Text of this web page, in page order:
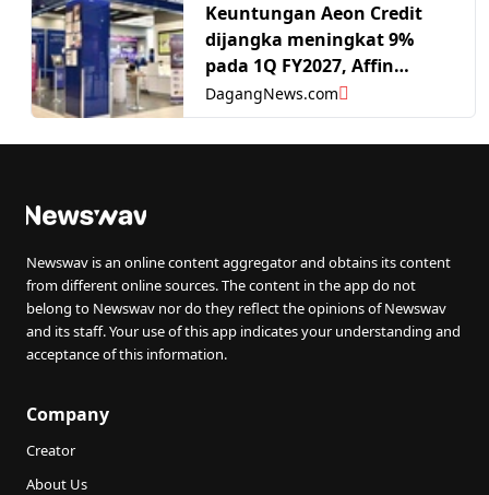
Keuntungan Aeon Credit
dijangka meningkat 9%
pada 1Q FY2027, Affin
Hwang kekal saranan 'Beli'
DagangNews.com
Newswav is an online content aggregator and obtains its content
from different online sources. The content in the app do not
belong to Newswav nor do they reflect the opinions of Newswav
and its staff. Your use of this app indicates your understanding and
acceptance of this information.
Company
Creator
About Us